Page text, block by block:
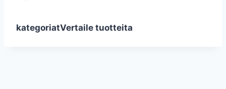
kategoriatVertaile tuotteita